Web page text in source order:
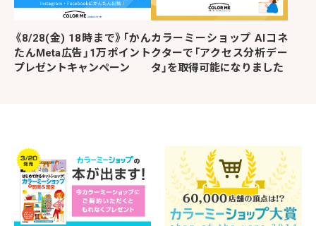
《8/28(金) 18時まで》「かん
たんMeta広告」1万ポイント
プレゼントキャンペーン
カラーミーショップ AIコネ
クターで「アクセス分析デー
タ」を取得可能になりました